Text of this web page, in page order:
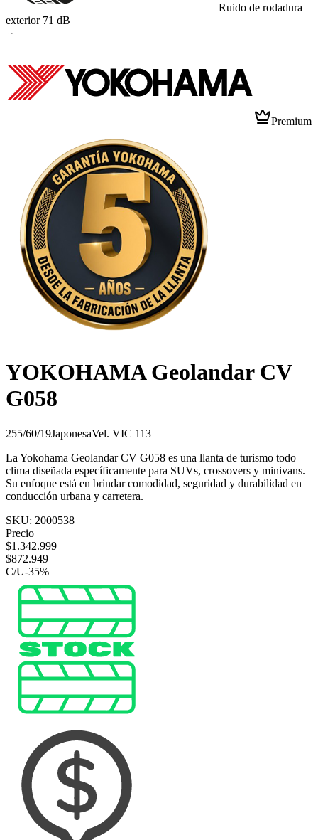
Ruido de rodadura
exterior 71 dB
B
Premium
YOKOHAMA Geolandar CV
G058
255/60/19JaponesaVel. VIC 113
La Yokohama Geolandar CV G058 es una llanta de turismo todo
clima diseñada específicamente para SUVs, crossovers y minivans.
Su enfoque está en brindar comodidad, seguridad y durabilidad en
conducción urbana y carretera.
SKU: 2000538
Precio
$1.342.999
$872.949
C/U-35%